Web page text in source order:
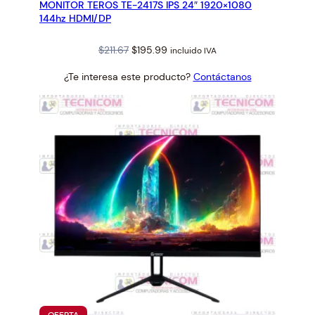
OFERTA
MONITOR TEROS TE-2417S IPS 24″ 1920×1080
144hz HDMI/DP
$211.67 Original
was:
$195.99 Current
is:
$195.99.
incluido IVA
¿Te interesa este producto? Contáctanos